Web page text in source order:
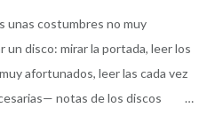
unas costumbres no muy
un disco: mirar la portada, leer los
afortunados, leer las cada vez
notas de los discos